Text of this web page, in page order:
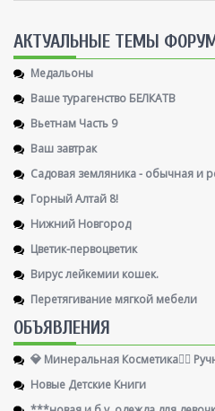
AКТУАЛЬНЫЕ ТЕМЫ
Медальоны
Ваше турагенство БЕЛКАТВ
Вьетнам Часть 9
Ваш завтрак
Садовая земляника - обычная и
Горный Алтай 8!
Нижний Новгород
Цветик-первоцветик
Вирус лейкемии кошек.
Перетягивание мягкой мебели
ОБЪЯВЛЕНИЯ
💎 Минеральная Косметика🖐🏻
Новые Детские Книги